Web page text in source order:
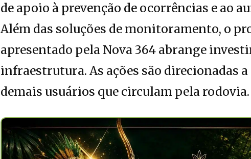
de apoio à prevenção de ocorrências e ao
Além das soluções de monitoramento, o
apresentado pela Nova 364 abrange
infraestrutura. As ações são direcionadas
demais usuários que circulam pela rodovia.